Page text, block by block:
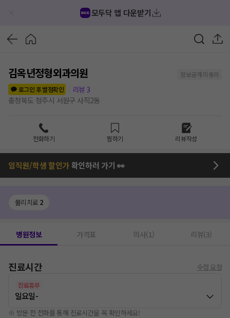
모두닥 앱 다운받기
김옥년정형외과의원
정보공개 미동의
로그인 후 별점확인
리뷰 3
충청북도 청주시 서원구 사직2동
전화하기 찜하기 리뷰작성
임직원/학생 할인가확인하러 가기 👀
물리치료 2
병원정보 가격표 의사(1) 리뷰(3)
진료시간 수정 요청
진료휴무
일요일-
※ 방문 전 전화를 통해 진료시간을 꼭 확인하세요!